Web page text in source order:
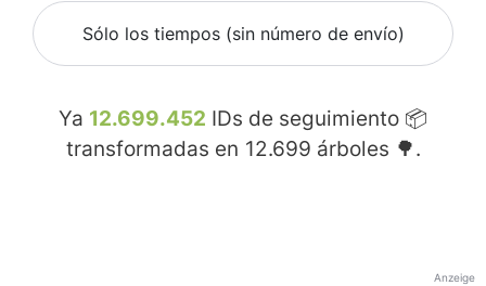
Sólo los tiempos (sin número de envío)
Ya 12.699.452 IDs de seguimiento 📦
transformadas en 12.699 árboles 🌳.
Anzeige